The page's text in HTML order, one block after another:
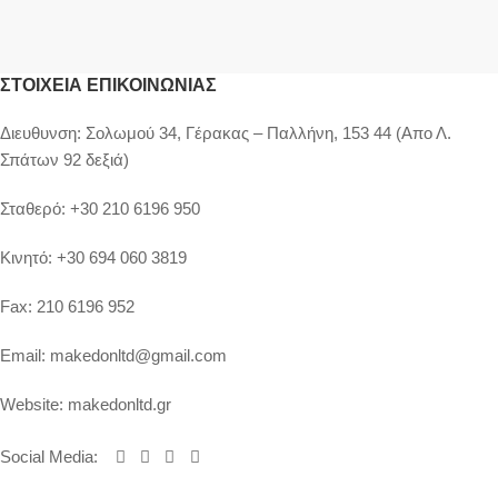
ΣΤΟΙΧΕΊΑ ΕΠΙΚΟΙΝΩΝΊΑΣ
Διευθυνση: Σολωμού 34, Γέρακας – Παλλήνη, 153 44 (Απο Λ.
Σπάτων 92 δεξιά)
Σταθερό: +30 210 6196 950
Κινητό: +30 694 060 3819
Fax: 210 6196 952
Email: makedonltd@gmail.com
Website: makedonltd.gr
Social Media: